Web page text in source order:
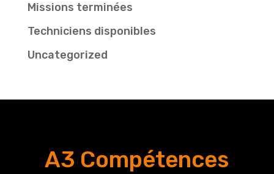
Missions terminées
Techniciens disponibles
Uncategorized
A3 Compétences